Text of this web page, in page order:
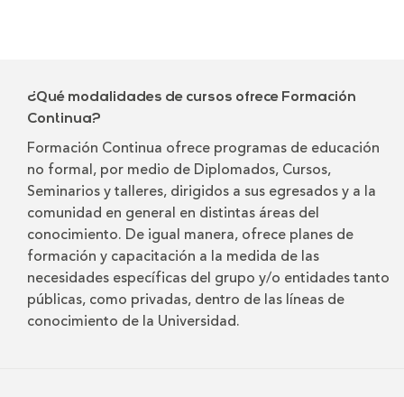
¿Qué modalidades de cursos ofrece Formación
Continua?
Formación Continua ofrece programas de educación
no formal, por medio de Diplomados, Cursos,
Seminarios y talleres, dirigidos a sus egresados y a la
comunidad en general en distintas áreas del
conocimiento. De igual manera, ofrece planes de
formación y capacitación a la medida de las
necesidades específicas del grupo y/o entidades tanto
públicas, como privadas, dentro de las líneas de
conocimiento de la Universidad.